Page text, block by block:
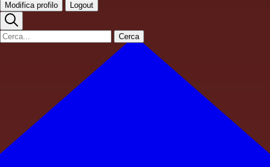
Modifica profilo Logout
Cerca